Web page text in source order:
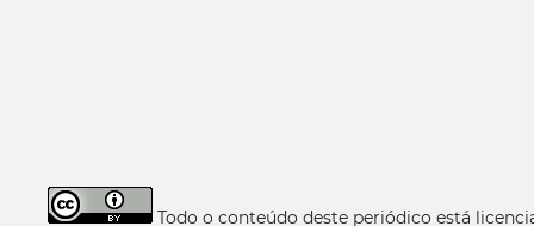
Todo o conteúdo deste periódico está